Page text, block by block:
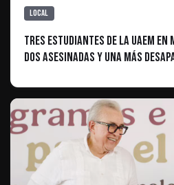
Local
Tres estudiantes de la UAEM en
dos asesinadas y una más